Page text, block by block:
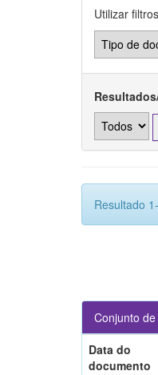
Utilizar
Resultado
Conjunto
Data do
documento